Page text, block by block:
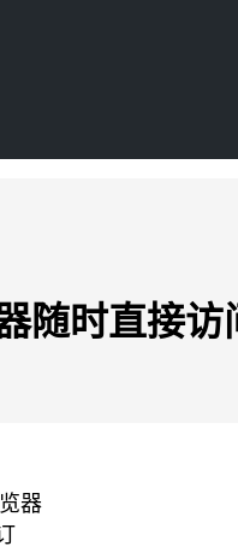
随时直接访
器